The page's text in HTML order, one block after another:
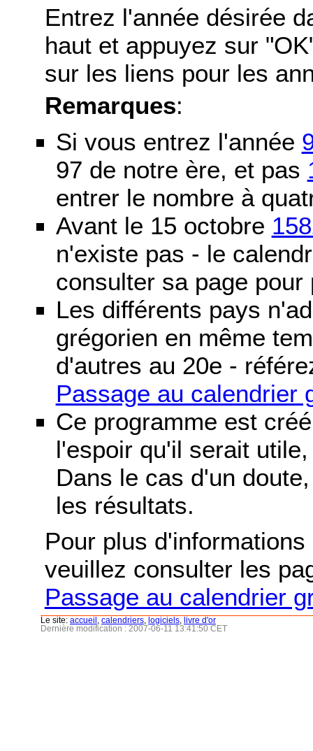
Entrez l'année désirée
haut et appuyez sur
sur les liens pour les
Remarques:
Si vous entrez l'année
97 de notre ère, et pas
entrer le nombre à
Avant le 15 octobre
n'existe pas - le
consulter sa page pour
Les différents pays
grégorien en même
d'autres au 20e -
Passage au calendrier
Ce programme est
l'espoir qu'il serait
Dans le cas d'un
les résultats.
Pour plus
veuillez consulter les
Passage au calendrier
Le site: accueil calendriers logiciels
livre d'or
Dernière modification : 2007-06-11 13:41:50 CET